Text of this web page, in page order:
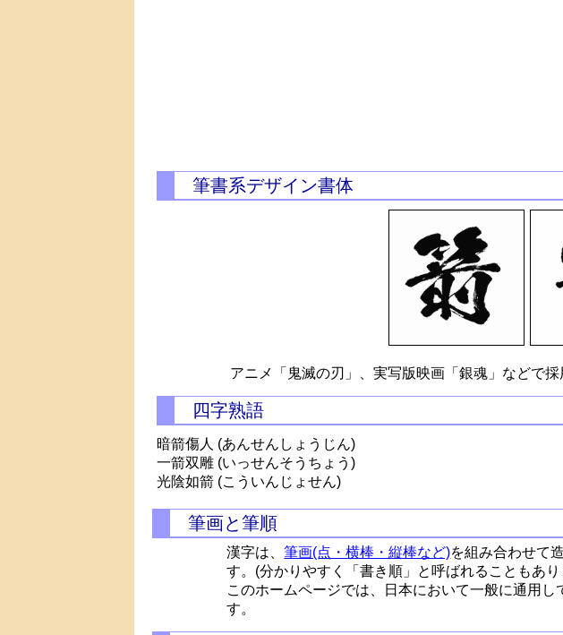
筆書系デザイン書体
アニメ「鬼滅の刃」、実写版映画「銀魂」などで
四字熟語
暗箭傷人 (あんせんしょうじん)
一箭双雕 (いっせんそうちょう)
光陰如箭 (こういんじょせん)
筆画と筆順
漢字は、筆画(点・横棒・縦棒など)を組み合わせて
す。(分かりやすく「書き順」と呼ばれることもあ
このホームページでは、日本において一般に通用
す。